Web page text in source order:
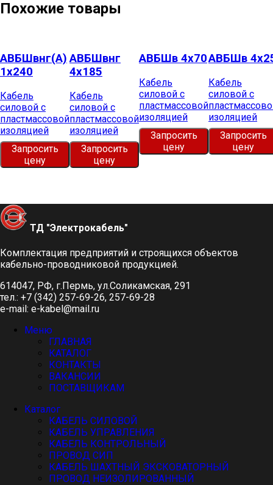
Похожие товары
АВБШвнг(А)
1х240
Кабель
силовой с
пластмассовой
изоляцией
Запросить
цену
АВБШвнг
4х185
Кабель
силовой с
пластмассовой
изоляцией
Запросить
цену
АВБШв 4х70
Кабель
силовой с
пластмассовой
изоляцией
Запросить
цену
АВБШв
Кабель
силовой с
изоляцией
Запросить
цену
ТД "Электрокабель"​
Комплектация предприятий и строящихся объектов
кабельно-проводниковой продукцией.
614047, РФ, г.Пермь, ул.Соликамская, 291
тел.: +7 (342) 257-69-26, 257-69-28
e-mail: e-kabel@mail.ru
Меню
ГЛАВНАЯ
КАТАЛОГ
КОНТАКТЫ
ВАКАНСИИ
ПОСТАВЩИКАМ
Каталог
КАБЕЛЬ СИЛОВОЙ
КАБЕЛЬ УПРАВЛЕНИЯ
КАБЕЛЬ КОНТРОЛЬНЫЙ
ПРОВОД СИП
КАБЕЛЬ ШАХТНЫЙ ЭКСКОВАТОРНЫЙ
ПРОВОД НЕИЗОЛИРОВАННЫЙ